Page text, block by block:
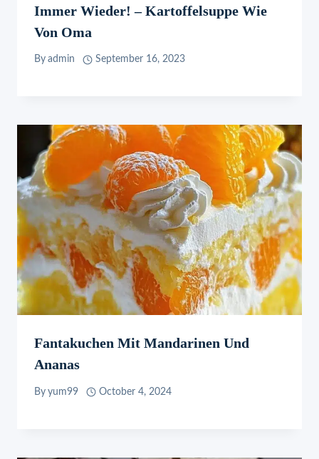
Immer Wieder! – Kartoffelsuppe Wie
Von Oma
By admin September 16, 2023
Fantakuchen Mit Mandarinen Und
Ananas
By yum99 October 4, 2024